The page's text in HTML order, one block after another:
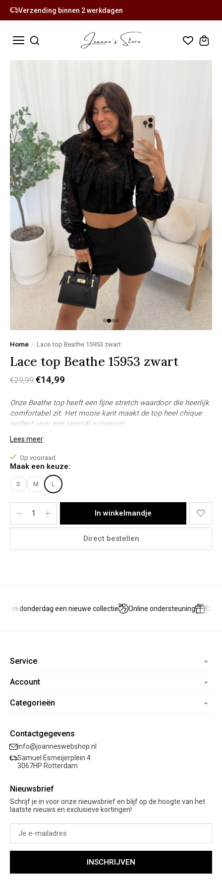
Verzending binnen 2 werkdagen
Home / Lace top Beathe 15953 zwart
Lace top Beathe 15953 zwart
€29,99 €14,99
Onze Beathe top heeft een fijne stretch waardoor die heerlijk
comfortabel zit. Het mooie kant maakt de top heel chique
perfect voor een special occasion!
Model Stacey:
Lichaamslengte: 1,73m
Bovenkant: M
Onderkant: 38
Materiaal:
Lees meer
Op voorraad
Maak een keuze:
S M L
In winkelmandje
Direct bestellen
en donderdag een nieuwe collectie Online ondersteuning
Service
Home
Veelgestelde vragen
Retourneren
Garantie
Account
Registreren
Mijn verlanglijst
Categorieën
Sale
Kleding
Schoenen
Cadeaubon
Contactgegevens
info@joanneswebshop.nl
Samuel Esmeijerplein 4
3067HP Rotterdam
Nieuwsbrief
Schrijf je in voor onze nieuwsbrief en blijf op de hoogte van het
laatste nieuws en exclusieve kortingen!
INSCHRIJVEN